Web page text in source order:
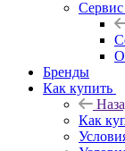
Бренды
Как купить
Как